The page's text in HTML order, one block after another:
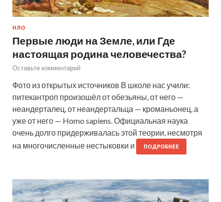
НЛО
Первые люди на Земле, или Где
настоящая родина человечества?
Оставьте комментарий
Фото из открытых источников В школе нас учили:
питекантроп произошёл от обезьяны, от него —
неандерталец, от неандертальца — кроманьонец, а
уже от него — Homo sapiens. Официальная наука
очень долго придерживалась этой теории, несмотря
на многочисленные нестыковки и
ПОДРОБНЕЕ